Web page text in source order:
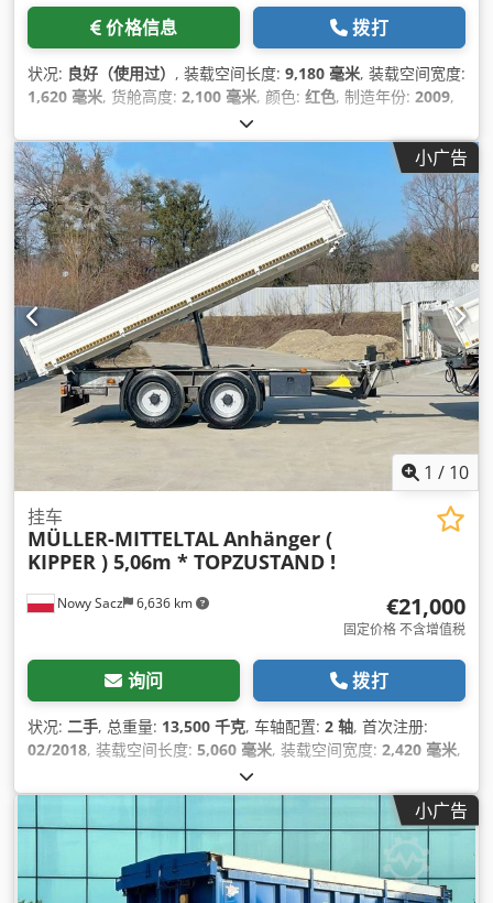
价格信息 拨打
状况: 良好（使用过） , 装载空间长度: 9,180 毫米, 装载空间宽度:
1,620 毫米, 货舱高度: 2,100 毫米, 颜色: 红色, 制造年份: 2009,
小广告
1 / 10
Nowy Sacz 6,636 km
挂车
MÜLLER-MITTELTALAnhänger (
KIPPER ) 5,06m * TOPZUSTAND !
€21,000
固定价格 不含增值税
询问 拨打
状况: 二手, 总重量: 13,500 千克, 车轴配置: 2 轴, 首次注册:
02/2018, 装载空间长度: 5,060 毫米, 装载空间宽度: 2,420 毫米,
2018
小广告